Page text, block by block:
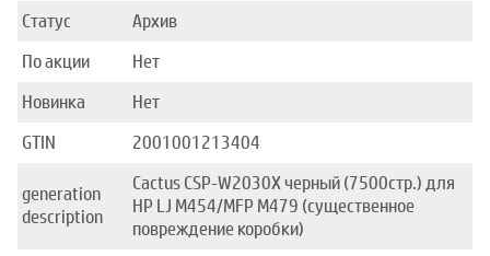
Статус
Архив
По акции
Нет
Новинка
Нет
GTIN
2001001213404
generation
description
Cactus CSP-W2030X черный (7500стр.) для
HP LJ M454/MFP M479 (существенное
повреждение коробки)